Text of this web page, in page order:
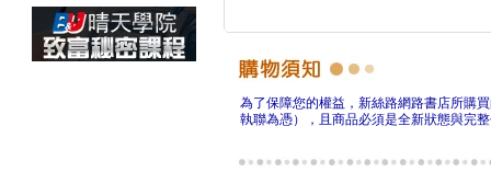
為了保障您的權益，新絲路網路書店所購
執聯為憑），且商品必須是全新狀態與完